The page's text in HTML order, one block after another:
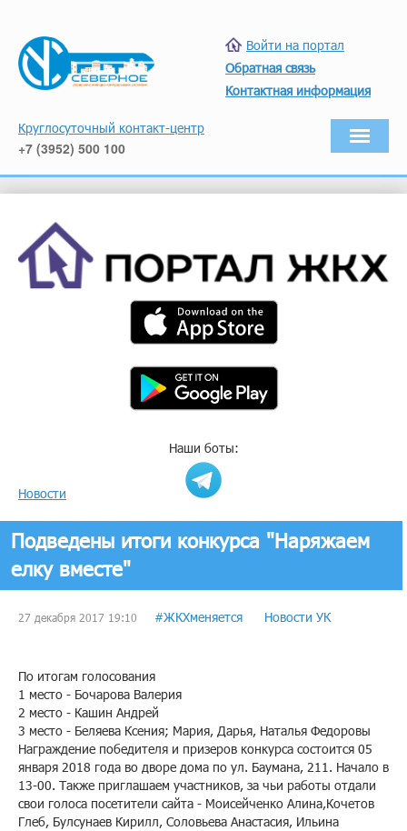
Войти на портал
Обратная связь
Контактная информация
Круглосуточный контакт-центр
+7 (3952) 500 100
Наши боты:
Новости
Подведены итоги конкурса "Наряжаем
елку вместе"
27 декабря 2017 19:10 #ЖКХменяется Новости УК
По итогам голосования
1 место - Бочарова Валерия
2 место - Кашин Андрей
3 место - Беляева Ксения; Мария, Дарья, Наталья Федоровы
Награждение победителя и призеров конкурса состоится 05
января 2018 года во дворе дома по ул. Баумана, 211. Начало в
13-00. Также приглашаем участников, за чьи работы отдали
свои голоса посетители сайта - Моисейченко Алина,Кочетов
Глеб, Булсунаев Кирилл, Соловьева Анастасия, Ильина